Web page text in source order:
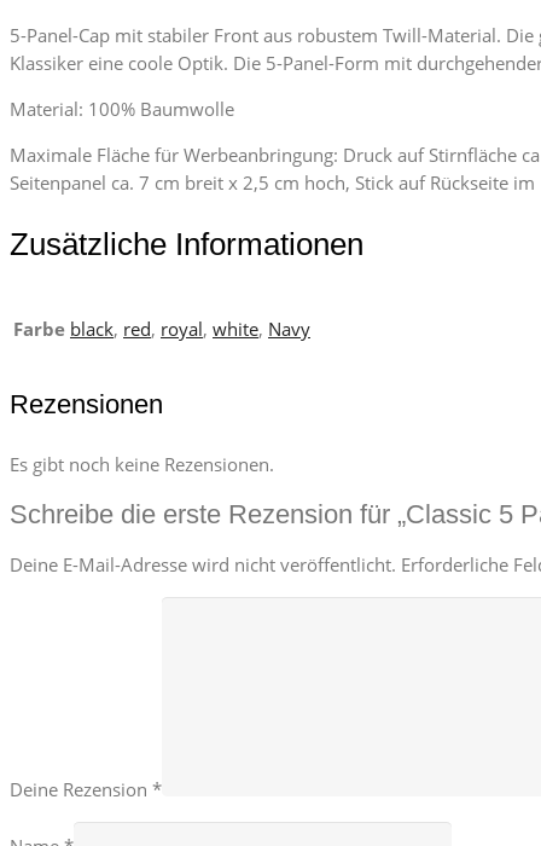
5-Panel-Cap mit stabiler Front aus robustem Twill-Material.
Klassiker eine coole Optik. Die 5-Panel-Form mit
Material: 100% Baumwolle
Maximale Fläche für Werbeanbringung: Druck auf Stirnfläche
Seitenpanel ca. 7 cm breit x 2,5 cm hoch, Stick auf Rückseite
Zusätzliche Informationen
Farbe black, red, royal, white, Navy
Rezensionen
Es gibt noch keine Rezensionen.
Schreibe die erste Rezension für „Classic 5
Deine E-Mail-Adresse wird nicht veröffentlicht. Erforderliche
Deine Rezension *